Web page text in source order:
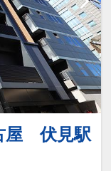
屋 伏見駅